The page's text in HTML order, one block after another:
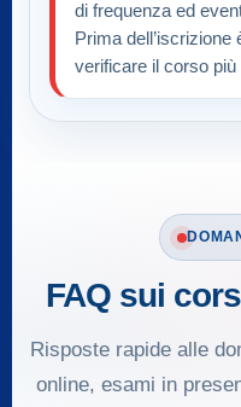
di frequenza ed
Prima
verificare il corso più
FAQ sui
Risposte rapide alle
online, esami in